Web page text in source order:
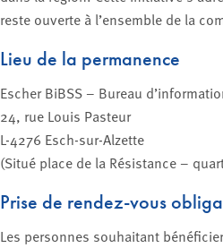
reste ouverte à l’ensemble de la
Lieu de la permanence
Escher BiBSS – Bureau
24, rue Louis Pasteur
L-4276 Esch-sur-Alzette
(Situé place de la Résistance –
Prise de rendez-vous
Les personnes souhaitant